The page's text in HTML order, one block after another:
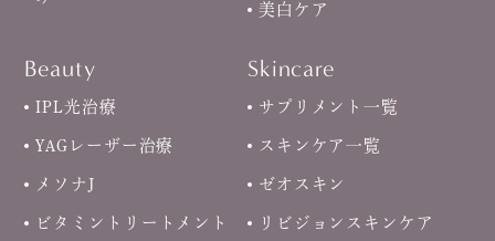
美白ケア
Beauty
IPL光治療
YAGレーザー治療
メソナJ
ビタミントリートメント
Skincare
サプリメント一覧
スキンケア一覧
ゼオスキン
リビジョンスキンケア